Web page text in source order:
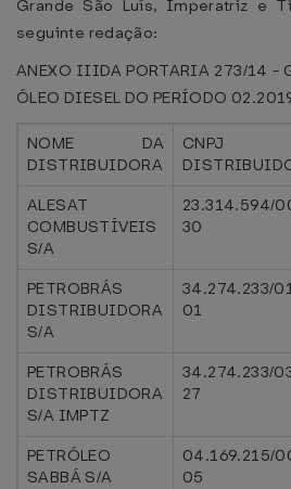
Grande São Luís, Imperatriz e
seguinte redação:
ANEXO IIIDA PORTARIA 273/14 -
ÓLEO DIESEL DO PERÍODO
NOME DA
DISTRIBUIDORA
CNPJ
ALESAT
COMBUSTÍVEIS
S/A
23.314.594/
30
PETROBRÁS
DISTRIBUIDORA
S/A
34.274.233/
01
PETROBRÁS
DISTRIBUIDORA
S/A IMPTZ
34.274.233/
27
PETRÓLEO
SABBÁ S/A
04.169.215/
05